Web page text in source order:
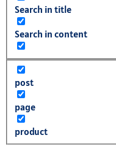
Search in title
Search in content
post
page
product